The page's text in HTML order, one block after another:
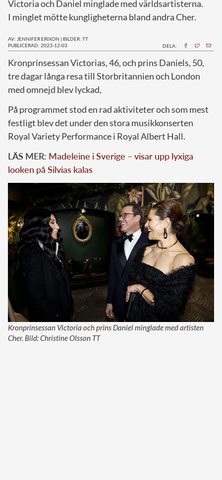
Victoria och Daniel minglade med världsartisterna.
I minglet mötte kungligheterna bland andra Cher.
AV: JENNIFER ERIXON | BILDER: TT
PUBLICERAD: 2023-12-03
DELA:
Kronprinsessan Victorias, 46, och prins Daniels, 50,
tre dagar långa resa till Storbritannien och London
med omnejd blev lyckad,
På programmet stod en rad aktiviteter och som mest
festligt blev det under den stora musikkonserten
Royal Variety Performance i Royal Albert Hall.
LÄS MER: Madeleine i Sverige – visar upp lyxiga
looken på Silvias kalas
Kronprinsessan Victoria och prins Daniel minglade med artisten
Cher. Bild: Christine Olsson TT